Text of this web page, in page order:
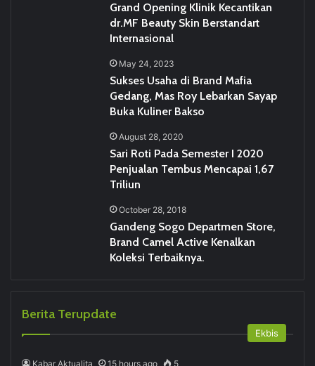
Grand Opening Klinik Kecantikan
dr.MF Beauty Skin Berstandart
Internasional
May 24, 2023
Sukses Usaha di Brand Mafia
Gedang, Mas Roy Lebarkan Sayap
Buka Kuliner Bakso
August 28, 2020
Sari Roti Pada Semester I 2020
Penjualan Tembus Mencapai 1,67
Triliun
October 28, 2018
Gandeng Sogo Departmen Store,
Brand Camel Active Kenalkan
Koleksi Terbaiknya.
Berita Terupdate
Ekbis
Kabar Aktualita 15 hours ago 5